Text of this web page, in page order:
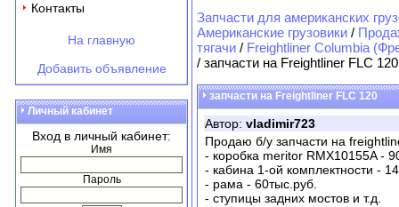
Контакты
На главную
Добавить объявление
Личный кабинет
Вход в личный кабинет:
Имя
Пароль
Запчасти для американских
Американские грузовики /
тягачи / Freightliner Columbia
/ запчасти на Freightliner FLC 120
запчасти на Freightliner FLC 120
Автор: vladimir723
Продаю б/у запчасти на
- коробка meritor RMX10155A -
- кабина 1-ой комплектности -
- рама - 60тыс.руб.
- ступицы задних мостов и т.д.